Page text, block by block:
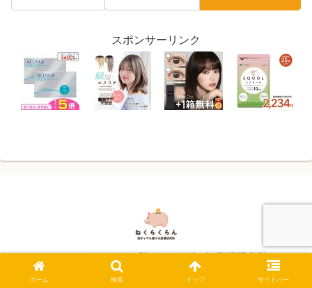
スポンサーリンク
© 2024 ねくらくらん -陰キャでも稼げる副業研究所-.
ホーム 検索 トップ サイドバー